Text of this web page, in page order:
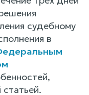
судебному
в